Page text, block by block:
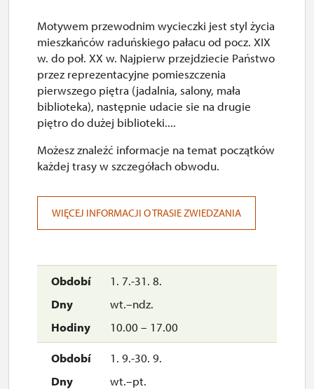
1. 7.-31. 8.
wt.–ndz.
10.00 – 17.00
1. 9.-30. 9.
wt.–pt.
Motywem przewodnim wycieczki jest styl życia
mieszkańców raduńskiego pałacu od pocz. XIX
w. do poł. XX w. Najpierw przejdziecie Państwo
przez reprezentacyjne pomieszczenia
pierwszego piętra (jadalnia, salony, mała
biblioteka), następnie udacie sie na drugie
piętro do dużej biblioteki....
Możesz znaleźć informacje na temat początków
każdej trasy w szczegółach obwodu.
WIĘCEJ INFORMACJI O TRASIE ZWIEDZANIA